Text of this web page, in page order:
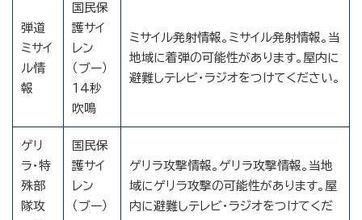
弾道
ミサイ
ル情
報
国民保
護サイ
レン
（ブー）
14秒
吹鳴
ミサイル発射情報。ミサイル発射情報。当
地域に着弾の可能性があります。屋内に
避難しテレビ・ラジオをつけてください。
ゲリ
ラ・特
殊部
隊攻
国民保
護サイ
レン
（ブー）
ゲリラ攻撃情報。ゲリラ攻撃情報。当地
域にゲリラ攻撃の可能性があります。屋
内に避難しテレビ・ラジオをつけてくだ